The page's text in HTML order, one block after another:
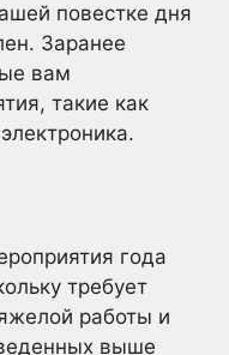
повестке дня
Заранее
вам
такие как
года
требует
работы и
выше